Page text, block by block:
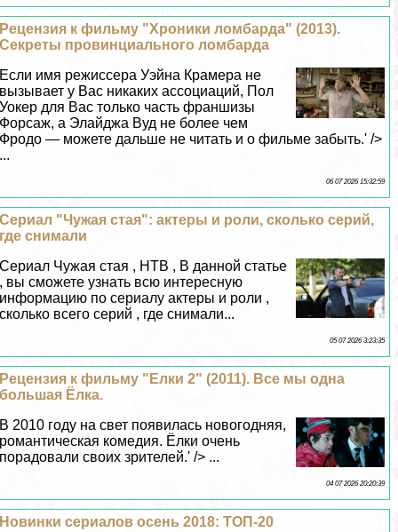
Рецензия к фильму "Хроники ломбарда" (2013).
Секреты провинциального ломбарда
Если имя режиссера Уэйна Крамера не
вызывает у Вас никаких ассоциаций, Пол
Уокер для Вас только часть франшизы
Форсаж, а Элайджа Вуд не более чем
Фродо — можете дальше не читать и о фильме забыть.' />
...
06 07 2026 15:32:59
Сериал "Чужая стая": актеры и роли, сколько серий,
где снимали
Сериал Чужая стая , НТВ , В данной статье
, вы сможете узнать всю интересную
информацию по сериалу актеры и роли ,
сколько всего серий , где снимали...
05 07 2026 3:23:35
Рецензия к фильму "Елки 2" (2011). Все мы одна
большая Ёлка.
В 2010 году на свет появилась новогодняя,
романтическая комедия. Ёлки очень
порадовали своих зрителей.' /> ...
04 07 2026 20:20:39
Новинки сериалов осень 2018: ТОП-20